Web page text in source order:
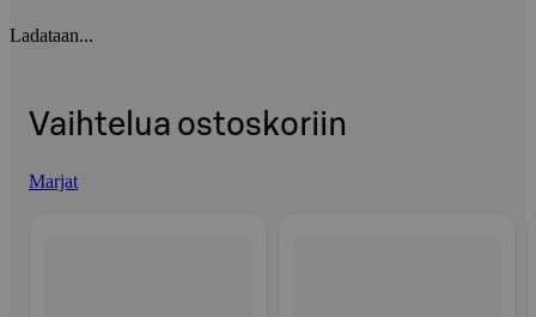
Ladataan...
Vaihtelua ostoskoriin
Marjat